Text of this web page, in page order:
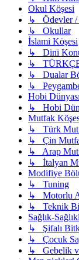
Okul Köşesi
↳ Ödevler /
↳ Okullar
İslami Köşesi
↳ Dini
↳
↳ Dualar
↳
Hobi
↳ Hobi
Mutfak
↳ Türk
↳ Çin
↳ Arap
↳ İtalyan
Modifiye
↳ Tuning
↳ Motorlu
↳ Teknik
Sağlık-
↳ Şifalı
↳ Çocuk
↳ Gebelik